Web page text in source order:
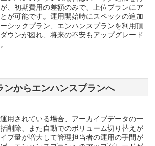
、初期費用の差額のみで、上位プランにア
が可能です。運用開始時にスペックの追加
シックプラン、エンハンスプランを利用頂
ウンが図れ、将来の不安もアップグレード
ンからエンハンスプランへ
用されている場合、アーカイブデータの一
削除、また自動でのボリューム切り替えが
ブ量が増大して管理担当者の運用の手間が